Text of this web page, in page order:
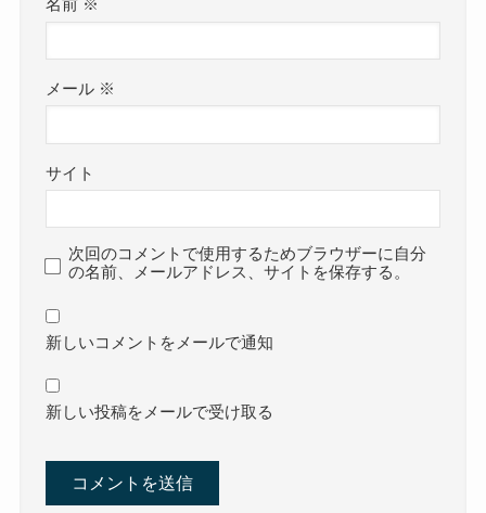
名前 ※
メール ※
サイト
次回のコメントで使用するためブラウザーに自分
の名前、メールアドレス、サイトを保存する。
新しいコメントをメールで通知
新しい投稿をメールで受け取る